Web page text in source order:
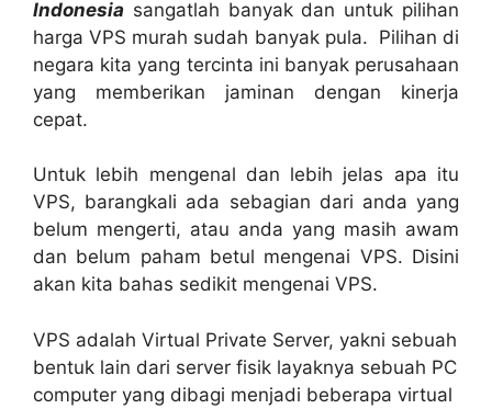
Indonesia sangatlah banyak dan untuk pilihan
harga VPS murah sudah banyak pula. Pilihan di
negara kita yang tercinta ini banyak perusahaan
yang memberikan jaminan dengan kinerja
cepat.
Untuk lebih mengenal dan lebih jelas apa itu
VPS, barangkali ada sebagian dari anda yang
belum mengerti, atau anda yang masih awam
dan belum paham betul mengenai VPS. Disini
akan kita bahas sedikit mengenai VPS.
VPS adalah Virtual Private Server, yakni sebuah
bentuk lain dari server fisik layaknya sebuah PC
computer yang dibagi menjadi beberapa virtual